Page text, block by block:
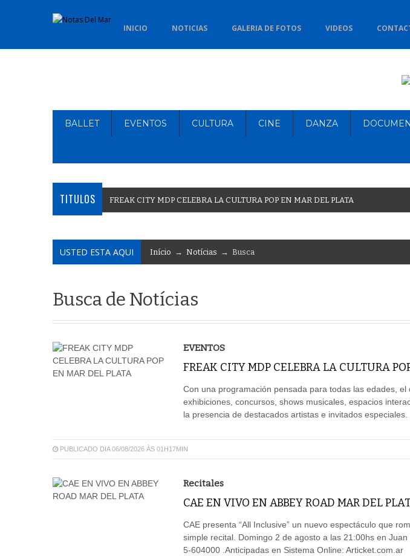
INICIO NOTICIAS GALERIA DE FOTOS VIDEOS
BALLET EVENTOS CULTURA CINE DANZA
TITULOS FREAK CITY MDP CELEBRA LA CULTURA POP EN MAR DEL PLATA
USTED ESTA AQUI Início → Notícias → Busca
Busca de Notícias
EVENTOS
FREAK CITY MDP CELEBRA LA CULTURA
Con una programación pensada para todas las edades, el
exhibiciones, concursos, shows musicales, espacios
la presencia de destacados artistas e invitados especiales.
PUBLICADO DIA 06/08/2026 ÀS 01H17MIN
Recitales
CAE EN VIVO EN ABBEY ROAD MAR DEL
CAE presenta “All Inclusive” un nuevo espectáculo que
simple recital. Domingo 2 de agosto a las 21:00hs en
5-604000 .Anticipadas en Sistema Online: Articket.com.ar